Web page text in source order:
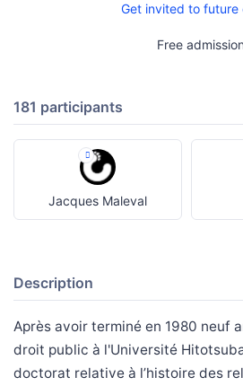
Get invited to future
Free admission
181 participants
Jacques Maleval
Description
Après avoir terminé en 1980 neuf
droit public à l'Université
doctorat relative à l’histoire des